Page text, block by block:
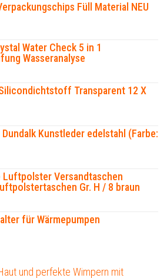
Füll Material NEU
Water Check 5 in 1
Wasseranalyse
Transparent 12 X
Kunstleder edelstahl (Farbe:
Luftpolster Versandtaschen
Gr. H / 8 braun
für Wärmepumpen
und perfekte Wimpern mit